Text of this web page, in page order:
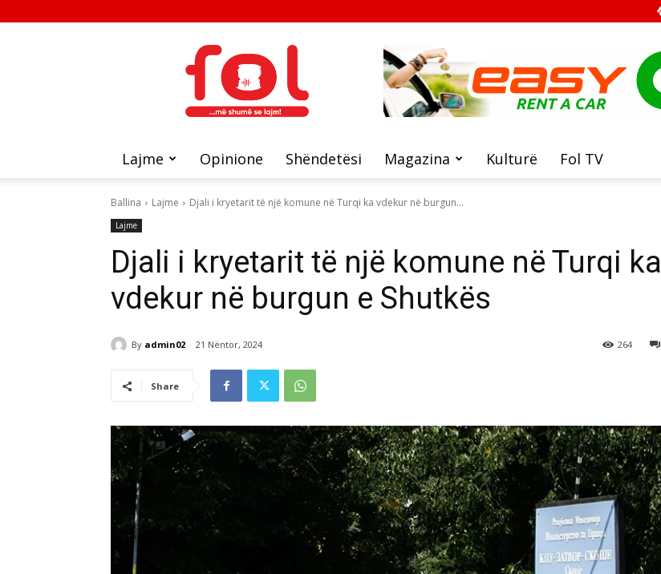
FOL
Lajme Opinione Shëndetësi Magazina Kulturë Fol TV
Ballina Lajme Djali i kryetarit të një komune në Turqi ka vdekur në burgun...
Lajme
Djali i kryetarit të një komune në Turqi ka
vdekur në burgun e Shutkës
By admin02 21 Nëntor, 2024 264
Share